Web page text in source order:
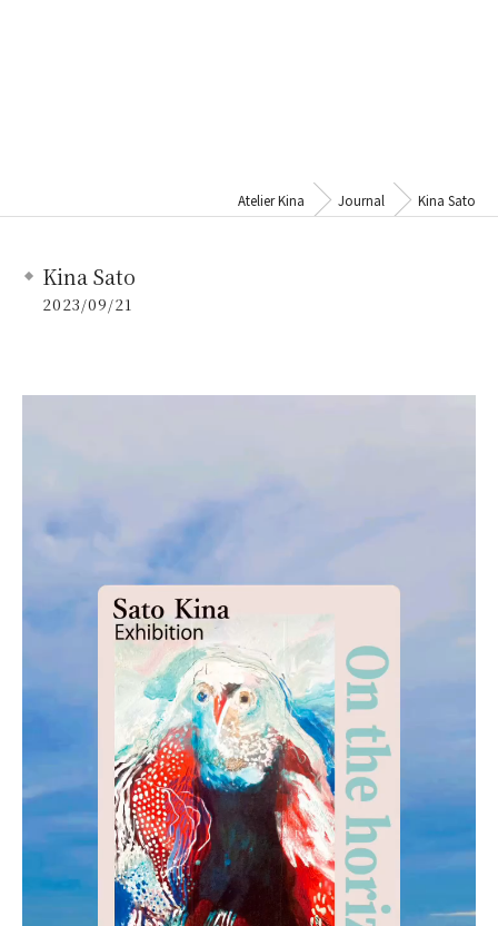
Atelier Kina Journal Kina Sato
Kina Sato
2023/09/21